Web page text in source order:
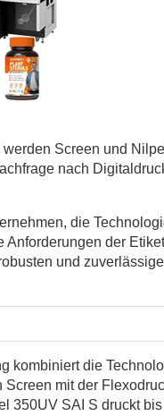
Screen und
nach
die
der
und
kombiniert die
mit der
350UV SAI S druckt